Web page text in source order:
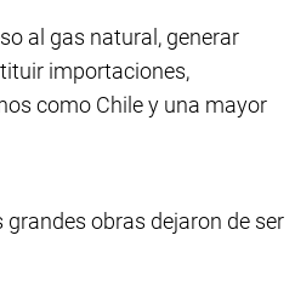
al gas natural, generar
importaciones,
como Chile y una mayor
obras dejaron de ser